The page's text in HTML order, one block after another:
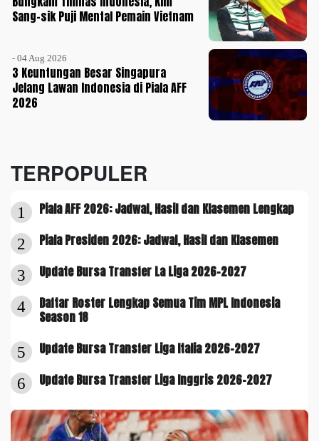
Sang-sik Puji Mental Pemain Vietnam
- 04 Aug 2026
3 Keuntungan Besar Singapura
Jelang Lawan Indonesia di Piala AFF
2026
TERPOPULER
1 Piala AFF 2026: Jadwal, Hasil dan Klasemen Lengkap
2 Piala Presiden 2026: Jadwal, Hasil dan Klasemen
3 Update Bursa Transfer La Liga 2026-2027
4
Daftar Roster Lengkap Semua Tim MPL Indonesia
Season 18
5 Update Bursa Transfer Liga Italia 2026-2027
6 Update Bursa Transfer Liga Inggris 2026-2027